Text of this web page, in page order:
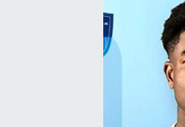
GÜNCEL
Tüm Manşetler
Son Dakika